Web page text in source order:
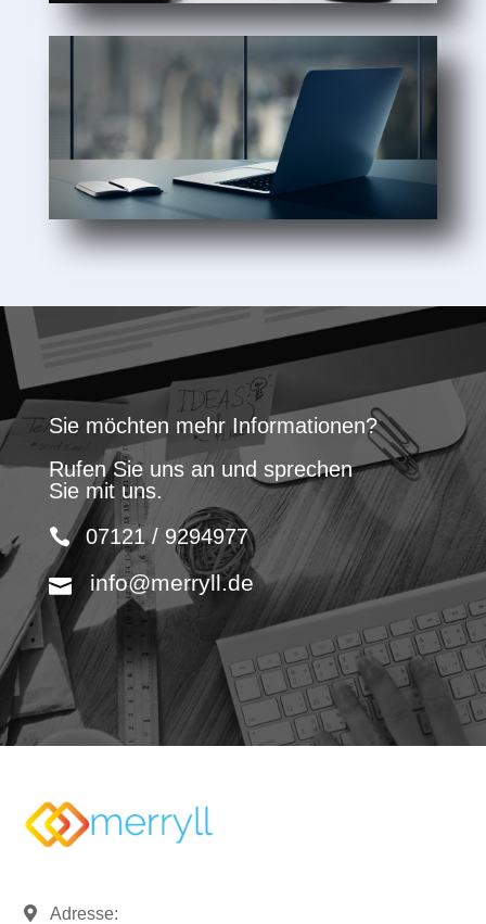
Sie möchten mehr Informationen?
Rufen Sie uns an und sprechen
Sie mit uns.
07121 / 9294977
info@merryll.de
Adresse: